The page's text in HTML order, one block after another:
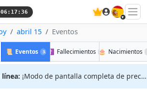
06:17:37 🇪🇸
abril 15 Eventos
📜 Eventos 37 ✝️ Fallecimientos 98
🎂 Nacimientos
¡Modo de pantalla completa de precisión!